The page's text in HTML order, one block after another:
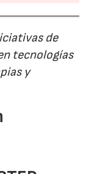
de
tecnologías
y